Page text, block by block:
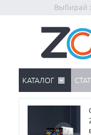
Выбирай
КАТАЛОГ